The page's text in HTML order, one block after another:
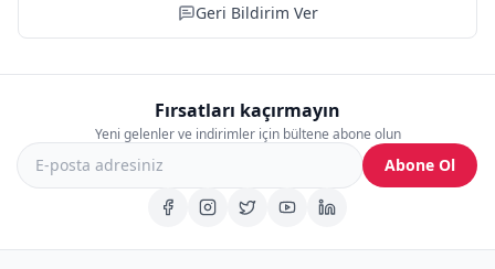
Geri Bildirim Ver
Fırsatları kaçırmayın
Yeni gelenler ve indirimler için bültene abone olun
Abone Ol